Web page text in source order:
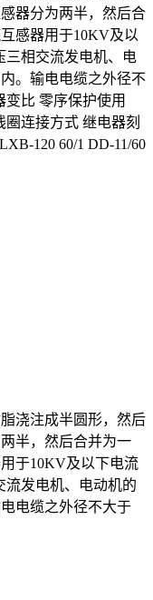
器分为两半，然后合
感器用于10KV及以
三相交流发电机、电
。输电电缆之外径不
比 零序保护使用
连接方式 继电器刻
120 60/1 DD-11/60
浇注成半圆形，然后
半，然后合并为一
于10KV及以下电流
流发电机、电动机的
电缆之外径不大于